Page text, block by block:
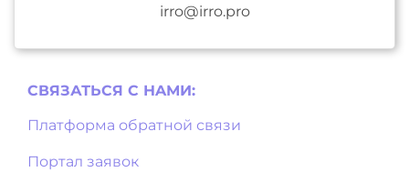
irro@irro.pro
СВЯЗАТЬСЯ С НAМИ:
Платформа обратной связи
Портал заявок